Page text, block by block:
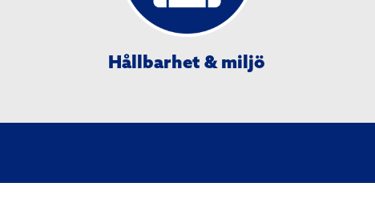
Hållbarhet & miljö